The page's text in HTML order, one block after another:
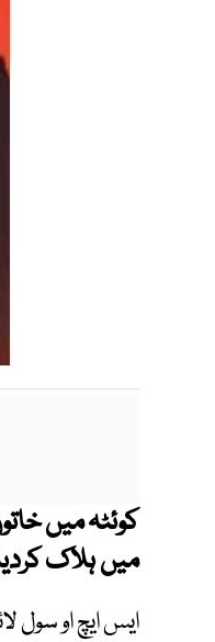
کوئٹہ میں
میں ہلاک
ایس ایچ او سول